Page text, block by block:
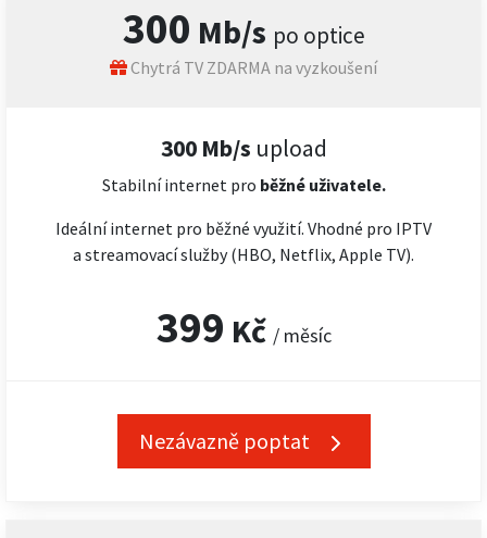
Kontakt
300 Mb/s po optice
Chytrá TV ZDARMA na vyzkoušení
300 Mb/s upload
Stabilní internet pro běžné uživatele.
Ideální internet pro běžné využití. Vhodné pro IPTV
a streamovací služby (HBO, Netflix, Apple TV).
399 Kč / měsíc
Nezávazně poptat